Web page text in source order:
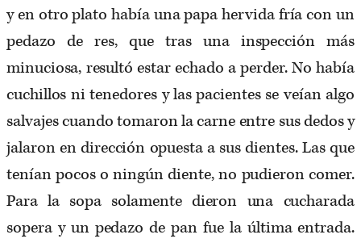
y en otro plato había una papa hervida fría con un
pedazo de res, que tras una inspección más
minuciosa, resultó estar echado a perder. No había
cuchillos ni tenedores y las pacientes se veían algo
salvajes cuando tomaron la carne entre sus dedos y
jalaron en dirección opuesta a sus dientes. Las que
tenían pocos o ningún diente, no pudieron comer.
Para la sopa solamente dieron una cucharada
sopera y un pedazo de pan fue la última entrada.